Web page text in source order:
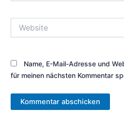
Name, E-Mail-Adresse und
für meinen nächsten Kommentar